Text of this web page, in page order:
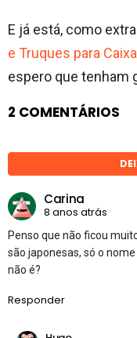
E já está, como
e Truques para
espero que tenham
2 COMENTÁRIOS
Carina
8 anos atrás
Penso que não ficou
são japonesas, só o
não é?
Responder